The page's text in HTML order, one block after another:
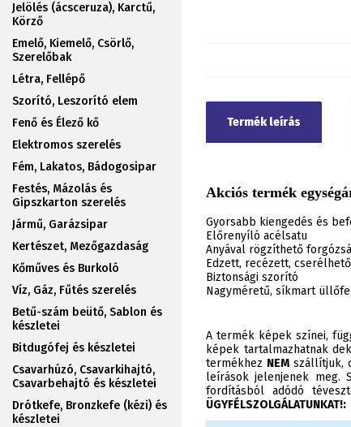
Jelölés (ácsceruza), Karctű,
Körző
Emelő, Kiemelő, Csörlő,
Szerelőbak
Létra, Fellépő
Szorító, Leszorító elem
Fenő és Élező kő
Elektromos szerelés
Fém, Lakatos, Bádogosipar
Festés, Mázolás és
Gipszkarton szerelés
Jármű, Garázsipar
Kertészet, Mezőgazdaság
Kőműves és Burkoló
Víz, Gáz, Fűtés szerelés
Betű-szám beütő, Sablon és
készletei
Bitdugófej és készletei
Csavarhúzó, Csavarkihajtó,
Csavarbehajtó és készletei
Drótkefe, Bronzkefe (kézi) és
készletei
Termék leírás
Akciós termék
Gyorsabb kiengedés és
Előrenyíló acélsatu
Anyával rögzíthető
Edzett, recézett,
Biztonsági szorító
Nagyméretű, síkmart
A termék képek színei,
képek tartalmazhatnak
termékhez NEM szállítjuk,
leírások jelenjenek meg.
fordításból adódó
ÜGYFÉLSZOLGÁLATUNKAT!: